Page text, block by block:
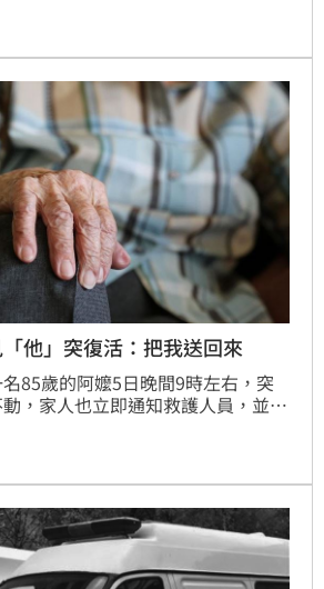
件也發生在泰國！住在村莊內的85
像極了一名五歲年紀的小孩，事件
地媒體廣為報導。
他」突復活：把我送回來
85歲的阿嬤5日晚間9時左右，突
，家人也立即通知救護人員，並準
阿嬤突然復活坐起來，讓親人十分